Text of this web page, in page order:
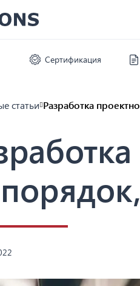
Сертификация
статьи Разработка